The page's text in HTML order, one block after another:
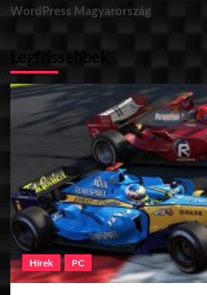
WordPress Magyarország
Legfrissebbek
Hírek PC